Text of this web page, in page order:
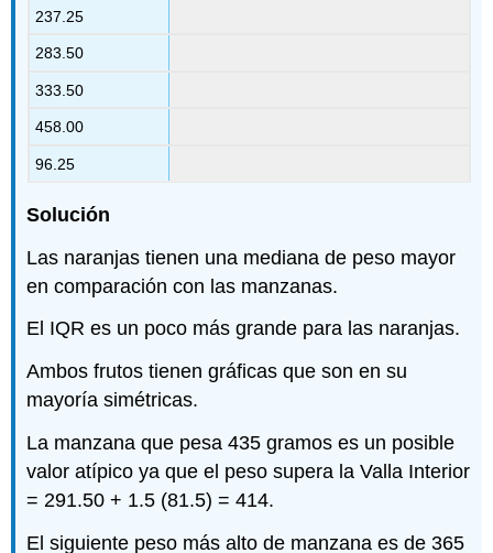
237.25
283.50
333.50
458.00
96.25
Solución
Las naranjas tienen una mediana de peso mayor
en comparación con las manzanas.
El IQR es un poco más grande para las naranjas.
Ambos frutos tienen gráficas que son en su
mayoría simétricas.
La manzana que pesa 435 gramos es un posible
valor atípico ya que el peso supera la Valla Interior
= 291.50 + 1.5 (81.5) = 414.
El siguiente peso más alto de manzana es de 365